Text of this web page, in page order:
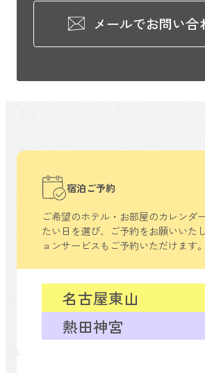
メールでお問い合
宿泊ご予約
ご希望のホテル・お部屋のカレンダー
たい日を選び、ご予約をお願いいたし
ョンサービスもご予約いただけます。
熱田神宮
名古屋東山